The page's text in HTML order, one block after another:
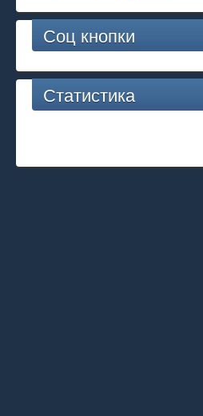
Соц кнопки
Статистика